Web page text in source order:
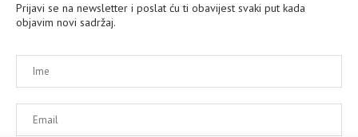
Prijavi se na newsletter i poslat ću ti obavijest svaki put kada
objavim novi sadržaj.